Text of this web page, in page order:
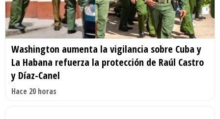
Washington aumenta la vigilancia sobre Cuba y
La Habana refuerza la protección de Raúl Castro
y Díaz-Canel
Hace 20 horas